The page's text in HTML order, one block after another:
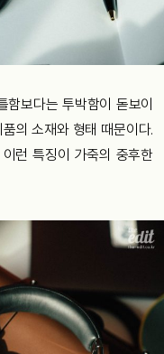
보다는 투박함이 돋보이
의 소재와 형태 때문이다.
런 특징이 가죽의 중후한